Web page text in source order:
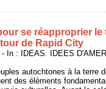
se réapproprier le
de Rapid City
- In : IDEAS. IDEES
autochtones à la terre
des éléments